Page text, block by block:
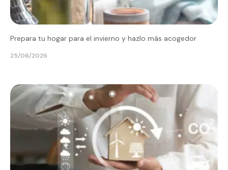
Prepara tu hogar para el invierno y hazlo más acogedor
25/06/2026